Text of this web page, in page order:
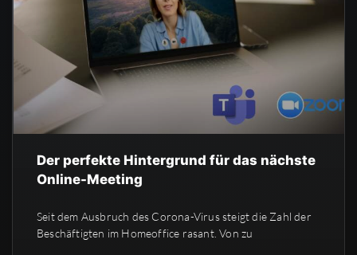
Der perfekte Hintergrund für das nächste
Online-Meeting
Seit dem Ausbruch des Corona-Virus steigt die Zahl der
Beschäftigten im Homeoffice rasant. Von zu